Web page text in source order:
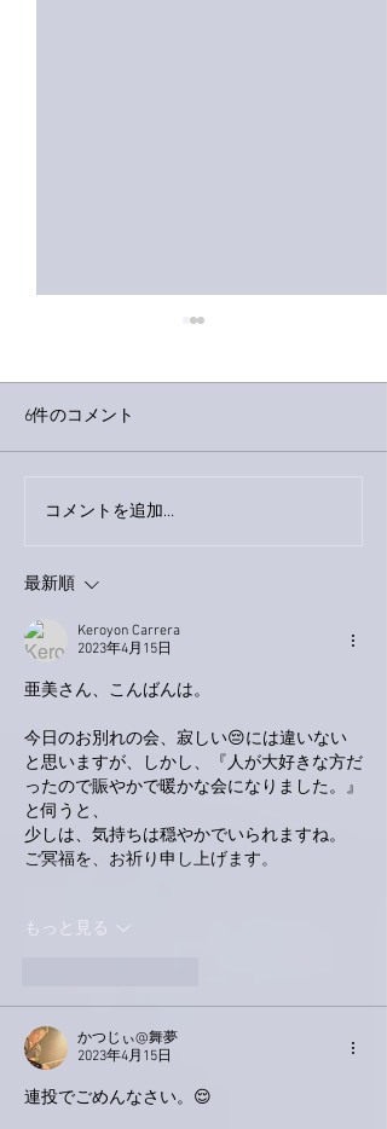
家レコーディング無事終
6件のコメント
コメントを追加…
最新順
Keroyon Carrera
2023年4月15日
亜美さん、こんばんは。
今日のお別れの会、寂しい😔には違いない
と思いますが、しかし、『人が大好きな方だ
ったので賑やかで暖かな会になりました。』
と伺うと、
少しは、気持ちは穏やかでいられますね。
ご冥福を、お祈り申し上げます。
もっと見る
かつじぃ@舞夢
2023年4月15日
連投でごめんなさい。😌